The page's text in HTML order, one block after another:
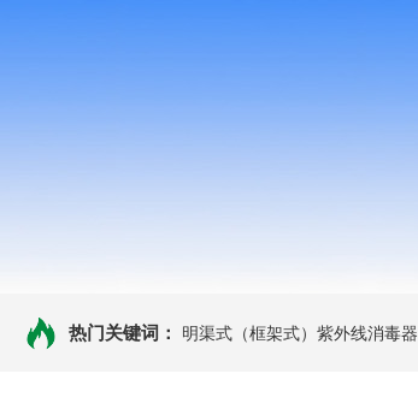
热门关键词： 明渠式（框架式）紫外线消毒器